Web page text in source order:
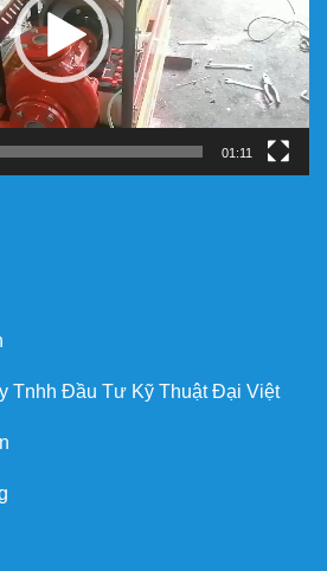
01:11
Tnhh Đầu Tư Kỹ Thuật Đại Việt